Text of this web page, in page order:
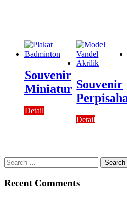
Souvenir
Miniatur
Detail
Souvenir
Detail
Search
for:
Recent Comments